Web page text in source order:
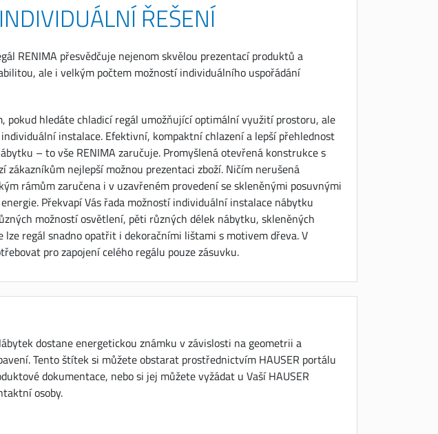
ŘEŠENÍ
RENIMA přesvědčuje nejenom skvělou prezentací produktů a
ale i velkým počtem možností individuálního uspořádání
pokud hledáte chladicí regál umožňující optimální využití prostoru, ale
instalace. Efektivní, kompaktní chlazení a lepší přehlednost
– to vše RENIMA zaručuje. Promyšlená otevřená konstrukce s
zákazníkům nejlepší možnou prezentaci zboží. Ničím nerušená
rámům zaručena i v uzavřeném provedení se skleněnými posuvnými
Překvapí Vás řada možností individuální instalace nábytku
možností osvětlení, pěti různých délek nábytku, skleněných
lze regál snadno opatřit i dekoračními lištami s motivem dřeva. V
pro zapojení celého regálu pouze zásuvku.
dostane energetickou známku v závislosti na geometrii a
Tento štítek si můžete obstarat prostřednictvím HAUSER portálu
dokumentace, nebo si jej můžete vyžádat u Vaší HAUSER
osoby.